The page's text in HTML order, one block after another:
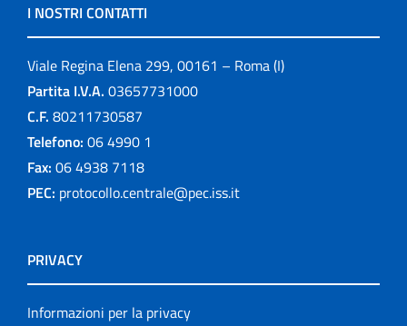
I NOSTRI CONTATTI
Viale Regina Elena 299, 00161 – Roma (I)
Partita I.V.A. 03657731000
C.F. 80211730587
Telefono: 06 4990 1
Fax: 06 4938 7118
PEC: protocollo.centrale@pec.iss.it
PRIVACY
Informazioni per la privacy